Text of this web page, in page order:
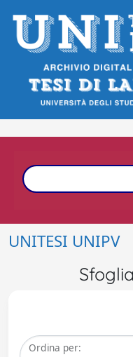
UNITESI UNIPV
Ordina per: